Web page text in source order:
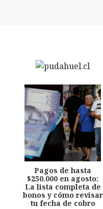
Pagos de hasta
$250.000 en agosto:
La lista completa de
bonos y cómo revisar
tu fecha de cobro